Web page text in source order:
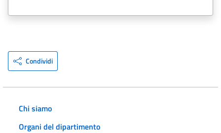
Condividi
Chi siamo
Organi del dipartimento